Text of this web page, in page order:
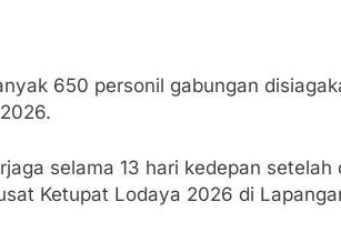
650 personil gabungan
selama 13 hari kedepan
Ketupat Lodaya 2026 di